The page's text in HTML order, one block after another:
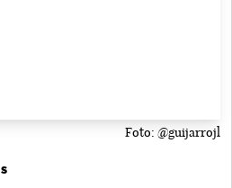
Foto: @guijarrojl